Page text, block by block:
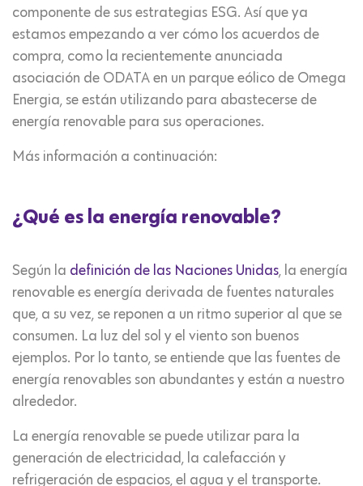
componente de sus estrategias ESG. Así que ya
estamos empezando a ver cómo los acuerdos de
compra, como la recientemente anunciada
asociación de ODATA en un parque eólico de Omega
Energia, se están utilizando para abastecerse de
energía renovable para sus operaciones.
Más información a continuación:
¿Qué es la energía renovable?
Según la definición de las Naciones Unidas , la energía
renovable es energía derivada de fuentes naturales
que, a su vez, se reponen a un ritmo superior al que se
consumen. La luz del sol y el viento son buenos
ejemplos. Por lo tanto, se entiende que las fuentes de
energía renovables son abundantes y están a nuestro
alrededor.
La energía renovable se puede utilizar para la
generación de electricidad, la calefacción y
refrigeración de espacios, el agua y el transporte.